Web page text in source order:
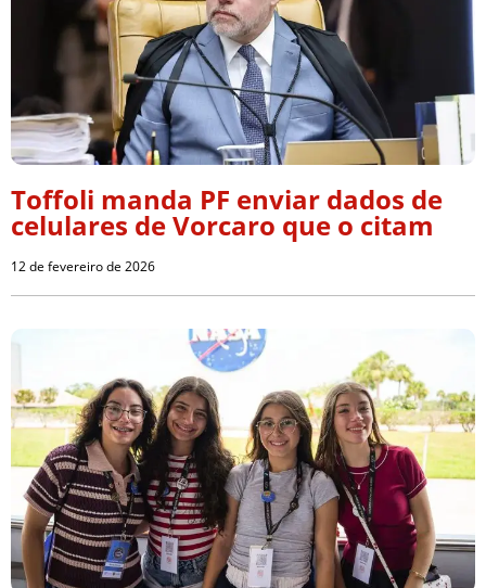
Toffoli manda PF enviar dados de
celulares de Vorcaro que o citam
12 de fevereiro de 2026